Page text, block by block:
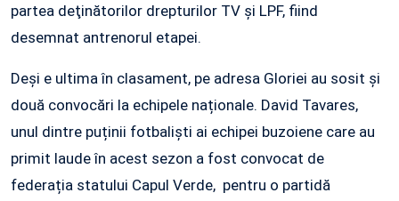
partea deţinătorilor drepturilor TV şi LPF, fiind
desemnat antrenorul etapei.
Deși e ultima în clasament, pe adresa Gloriei au sosit și
două convocări la echipele naționale. David Tavares,
unul dintre puținii fotbaliști ai echipei buzoiene care au
primit laude în acest sezon a fost convocat de
federația statului Capul Verde, pentru o partidă